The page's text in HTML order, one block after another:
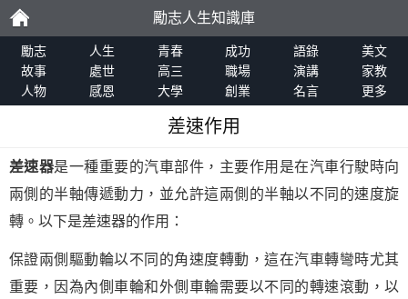
勵
志
勵志人生知識庫
勵志 人生 青春 成功 語錄
美文
故事
處世 高三 職場 演講
家教
人物
感恩 大學 創業 名言 更多
差速作用
差速器是一種重要的汽車部件，主要作用是在汽車行駛時向
兩側的半軸傳遞動力，並允許這兩側的半軸以不同的速度旋
轉。以下是差速器的作用：
保證兩側驅動輪以不同的角速度轉動，這在汽車轉彎時尤其
重要，因為內側車輪和外側車輪需要以不同的轉速滾動，以